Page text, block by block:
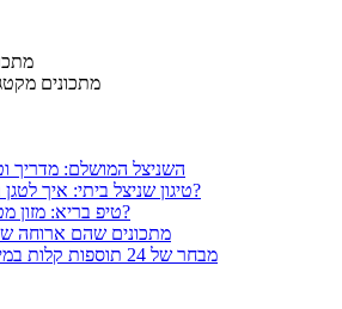
מתכונים
השניצל המושלם: מדריך
טיגון שניצל ביתי: איך לטגן באופן הבריא ביותר?
טיפ בריא: מזון מטוגן, מבושל או אפוי?
10 מתכונים שהם ארוחה
מבחר של 24 תוספות קלות במיוחד לארוחה שלכם